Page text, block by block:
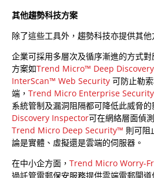
其他趨勢科技方案
除了這些工具外，趨勢科技亦提供其
企業可採用多層次及循序漸進的方式
方案如Trend Micro™ Deep
InterScan™ Web Security 可防止勒
端， Trend Micro Enterprise
系統管制及漏洞阻隔都可降低此威脅的
Discovery Inspector可在網絡層面偵
Trend Micro Deep Security™ 則可阻
論是實體、虛擬還是雲端的伺服器。
在中小企方面， Trend Micro Worry-
過託管電郵保安服務提供雲端電郵閘